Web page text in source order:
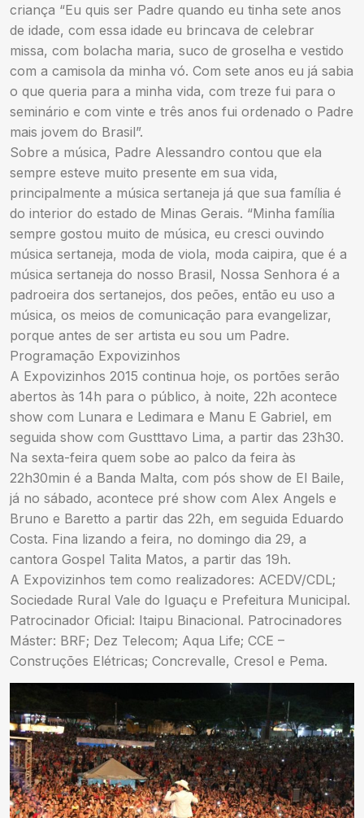
criança “Eu quis ser Padre quando eu tinha sete anos
de idade, com essa idade eu brincava de celebrar
missa, com bolacha maria, suco de groselha e vestido
com a camisola da minha vó. Com sete anos eu já sabia
o que queria para a minha vida, com treze fui para o
seminário e com vinte e três anos fui ordenado o Padre
mais jovem do Brasil”.
Sobre a música, Padre Alessandro contou que ela
sempre esteve muito presente em sua vida,
principalmente a música sertaneja já que sua família é
do interior do estado de Minas Gerais. “Minha família
sempre gostou muito de música, eu cresci ouvindo
música sertaneja, moda de viola, moda caipira, que é a
música sertaneja do nosso Brasil, Nossa Senhora é a
padroeira dos sertanejos, dos peões, então eu uso a
música, os meios de comunicação para evangelizar,
porque antes de ser artista eu sou um Padre.
Programação Expovizinhos
A Expovizinhos 2015 continua hoje, os portões serão
abertos às 14h para o público, à noite, 22h acontece
show com Lunara e Ledimara e Manu E Gabriel, em
seguida show com Gustttavo Lima, a partir das 23h30.
Na sexta-feira quem sobe ao palco da feira às
22h30min é a Banda Malta, com pós show de El Baile,
já no sábado, acontece pré show com Alex Angels e
Bruno e Baretto a partir das 22h, em seguida Eduardo
Costa. Fina lizando a feira, no domingo dia 29, a
cantora Gospel Talita Matos, a partir das 19h.
A Expovizinhos tem como realizadores: ACEDV/CDL;
Sociedade Rural Vale do Iguaçu e Prefeitura Municipal.
Patrocinador Oficial: Itaipu Binacional. Patrocinadores
Máster: BRF; Dez Telecom; Aqua Life; CCE –
Construções Elétricas; Concrevalle, Cresol e Pema.